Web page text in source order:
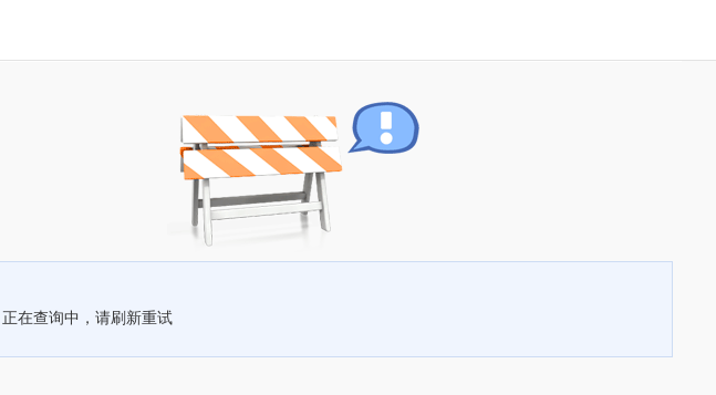
正在查询中，请刷新重试